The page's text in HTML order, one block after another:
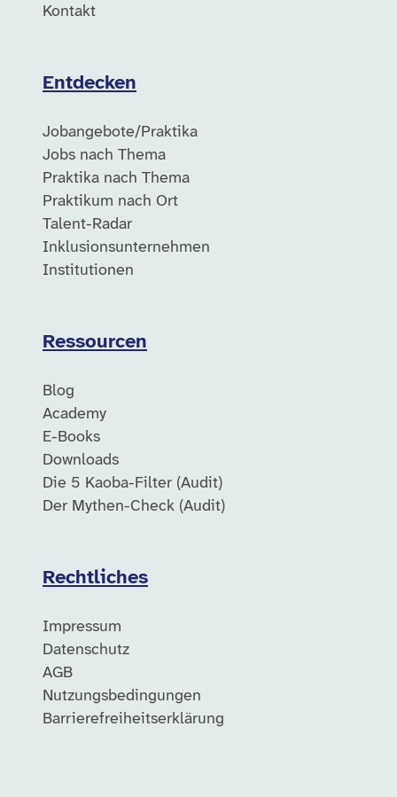
Kontakt
Entdecken
Jobangebote/Praktika
Jobs nach Thema
Praktika nach Thema
Praktikum nach Ort
Talent-Radar
Inklusionsunternehmen
Institutionen
Ressourcen
Blog
Academy
E-Books
Downloads
Die 5 Kaoba-Filter (Audit)
Der Mythen-Check (Audit)
Rechtliches
Impressum
Datenschutz
AGB
Nutzungsbedingungen
Barrierefreiheitserklärung